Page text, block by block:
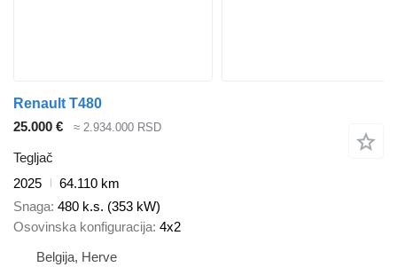
Renault T480
25.000 €
≈ 2.934.000 RSD
Tegljač
2025
64.110 km
Snaga 480 k.s. (353 kW)
Osovinska konfiguracija 4x2
Belgija, Herve